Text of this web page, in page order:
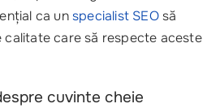
ca unspecialist SEOsă
care să respecte aceste
cuvinte cheie